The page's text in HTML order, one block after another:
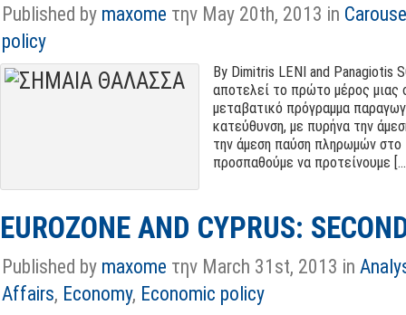
Published by maxome την May 20th, 2013 in
policy
By Dimitris LENI and Panagiotis
αποτελεί το πρώτο μέρος μιας
μεταβατικό πρόγραμμα
κατεύθυνση, με πυρήνα την
την άμεση παύση πληρωμών στο
προσπαθούμε να προτείνουμε
EUROZONE AND CYPRUS:
Published by maxome την March 31st, 2013 in
Affairs, Economy, Economic policy